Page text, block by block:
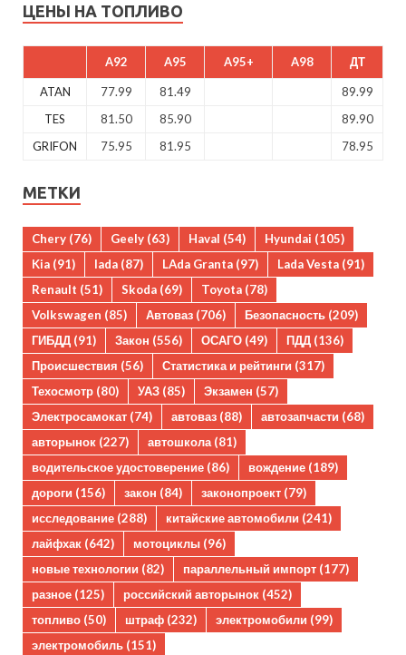
ЦЕНЫ НА ТОПЛИВО
A92 A95 A95+ A98 ДТ
ATAN 77.99 81.49
89.99
TES
81.50 85.90
89.90
GRIFON
75.95 81.95 78.95
МЕТКИ
Chery (76) Geely (63) Haval (54) Hyundai (105)
Kia (91) lada (87) LAda Granta (97) Lada Vesta (91)
Renault (51) Skoda (69) Toyota (78)
Volkswagen (85) Автоваз (706) Безопасность (209)
ГИБДД (91) Закон (556) ОСАГО (49) ПДД (136)
Происшествия (56) Статистика и рейтинги (317)
Техосмотр (80) УАЗ (85) Экзамен (57)
Электросамокат (74) автоваз (88) автозапчасти (68)
авторынок (227) автошкола (81)
водительское удостоверение (86) вождение (189)
дороги (156) закон (84) законопроект (79)
исследование (288) китайские автомобили (241)
лайфхак (642) мотоциклы (96)
новые технологии (82) параллельный импорт (177)
разное (125) российский авторынок (452)
топливо (50) штраф (232) электромобили (99)
электромобиль (151)